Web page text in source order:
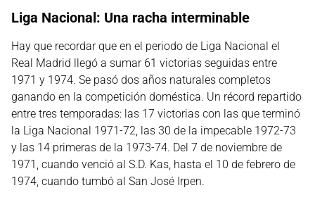
Liga Nacional: Una racha interminable
Hay que recordar que en el periodo de Liga Nacional el
Real Madrid llegó a sumar 61 victorias seguidas entre
1971 y 1974. Se pasó dos años naturales completos
ganando en la competición doméstica. Un récord repartido
entre tres temporadas: las 17 victorias con las que terminó
la Liga Nacional 1971-72, las 30 de la impecable 1972-73
y las 14 primeras de la 1973-74. Del 7 de noviembre de
1971, cuando venció al S.D. Kas, hasta el 10 de febrero de
1974, cuando tumbó al San José Irpen.